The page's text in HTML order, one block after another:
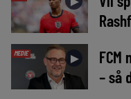
MEDIE ►
– så